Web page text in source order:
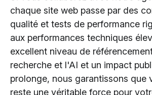
chaque site web passe par des
qualité et tests de performance
aux performances techniques
excellent niveau de
recherche et l'AI et un impact
prolonge, nous garantissons que
reste une véritable force pour